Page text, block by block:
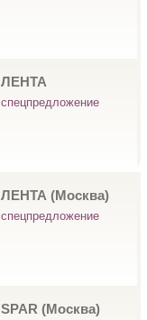
ЛЕНТА
спецпредложение
ЛЕНТА (Москва)
спецпредложение
SPAR (Москва)